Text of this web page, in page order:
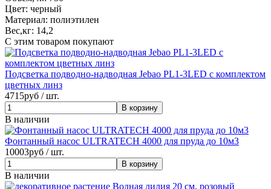
Цвет: черный
Материал: полиэтилен
Вес,кг: 14,2
С этим товаром покупают
Подсветка подводно-надводная Jebao PL1-3LED с комплектом
цветных линз
4715руб / шт.
В наличии
Фонтанный насос ULTRATECH 4000 для пруда до 10м3
10003руб / шт.
В наличии